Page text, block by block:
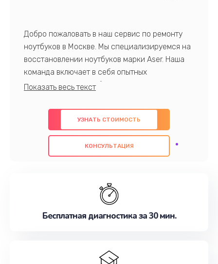
Добро пожаловать в наш сервис по ремонту
ноутбуков в Москве. Мы специализируемся на
восстановлении ноутбуков марки Aser. Наша
команда включает в себя опытных
профессионалов с обширными знаниями и
предлагаем быстрый и качественный ремонт с
использованием оригинальных компонентов, а
также гарантируем качество всех
проведенных работ. Наша цель - предоставить
наилучшим образом. Не медлите записаться на
УЗНАТЬ СТОИМОСТЬ
КОНСУЛЬТАЦИЯ
Бесплатная диагностика за 30 мин.